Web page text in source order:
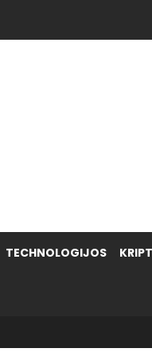
TECHNOLOGIJOS